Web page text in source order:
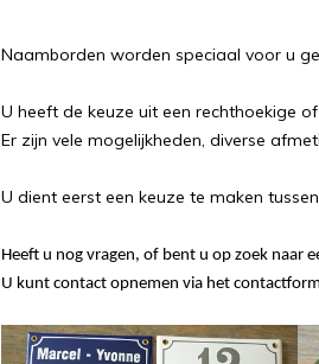
Naamborden worden speciaal voor u
U heeft de keuze uit een rechthoekige
Er zijn vele mogelijkheden, diverse
U dient eerst een keuze te maken
Heeft u nog vragen, of bent u op zoek naar
U kunt contact opnemen via het